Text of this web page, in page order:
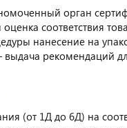
орган
соответствия
нанесение на
рекомендаций
(от 1Д до 6Д) на